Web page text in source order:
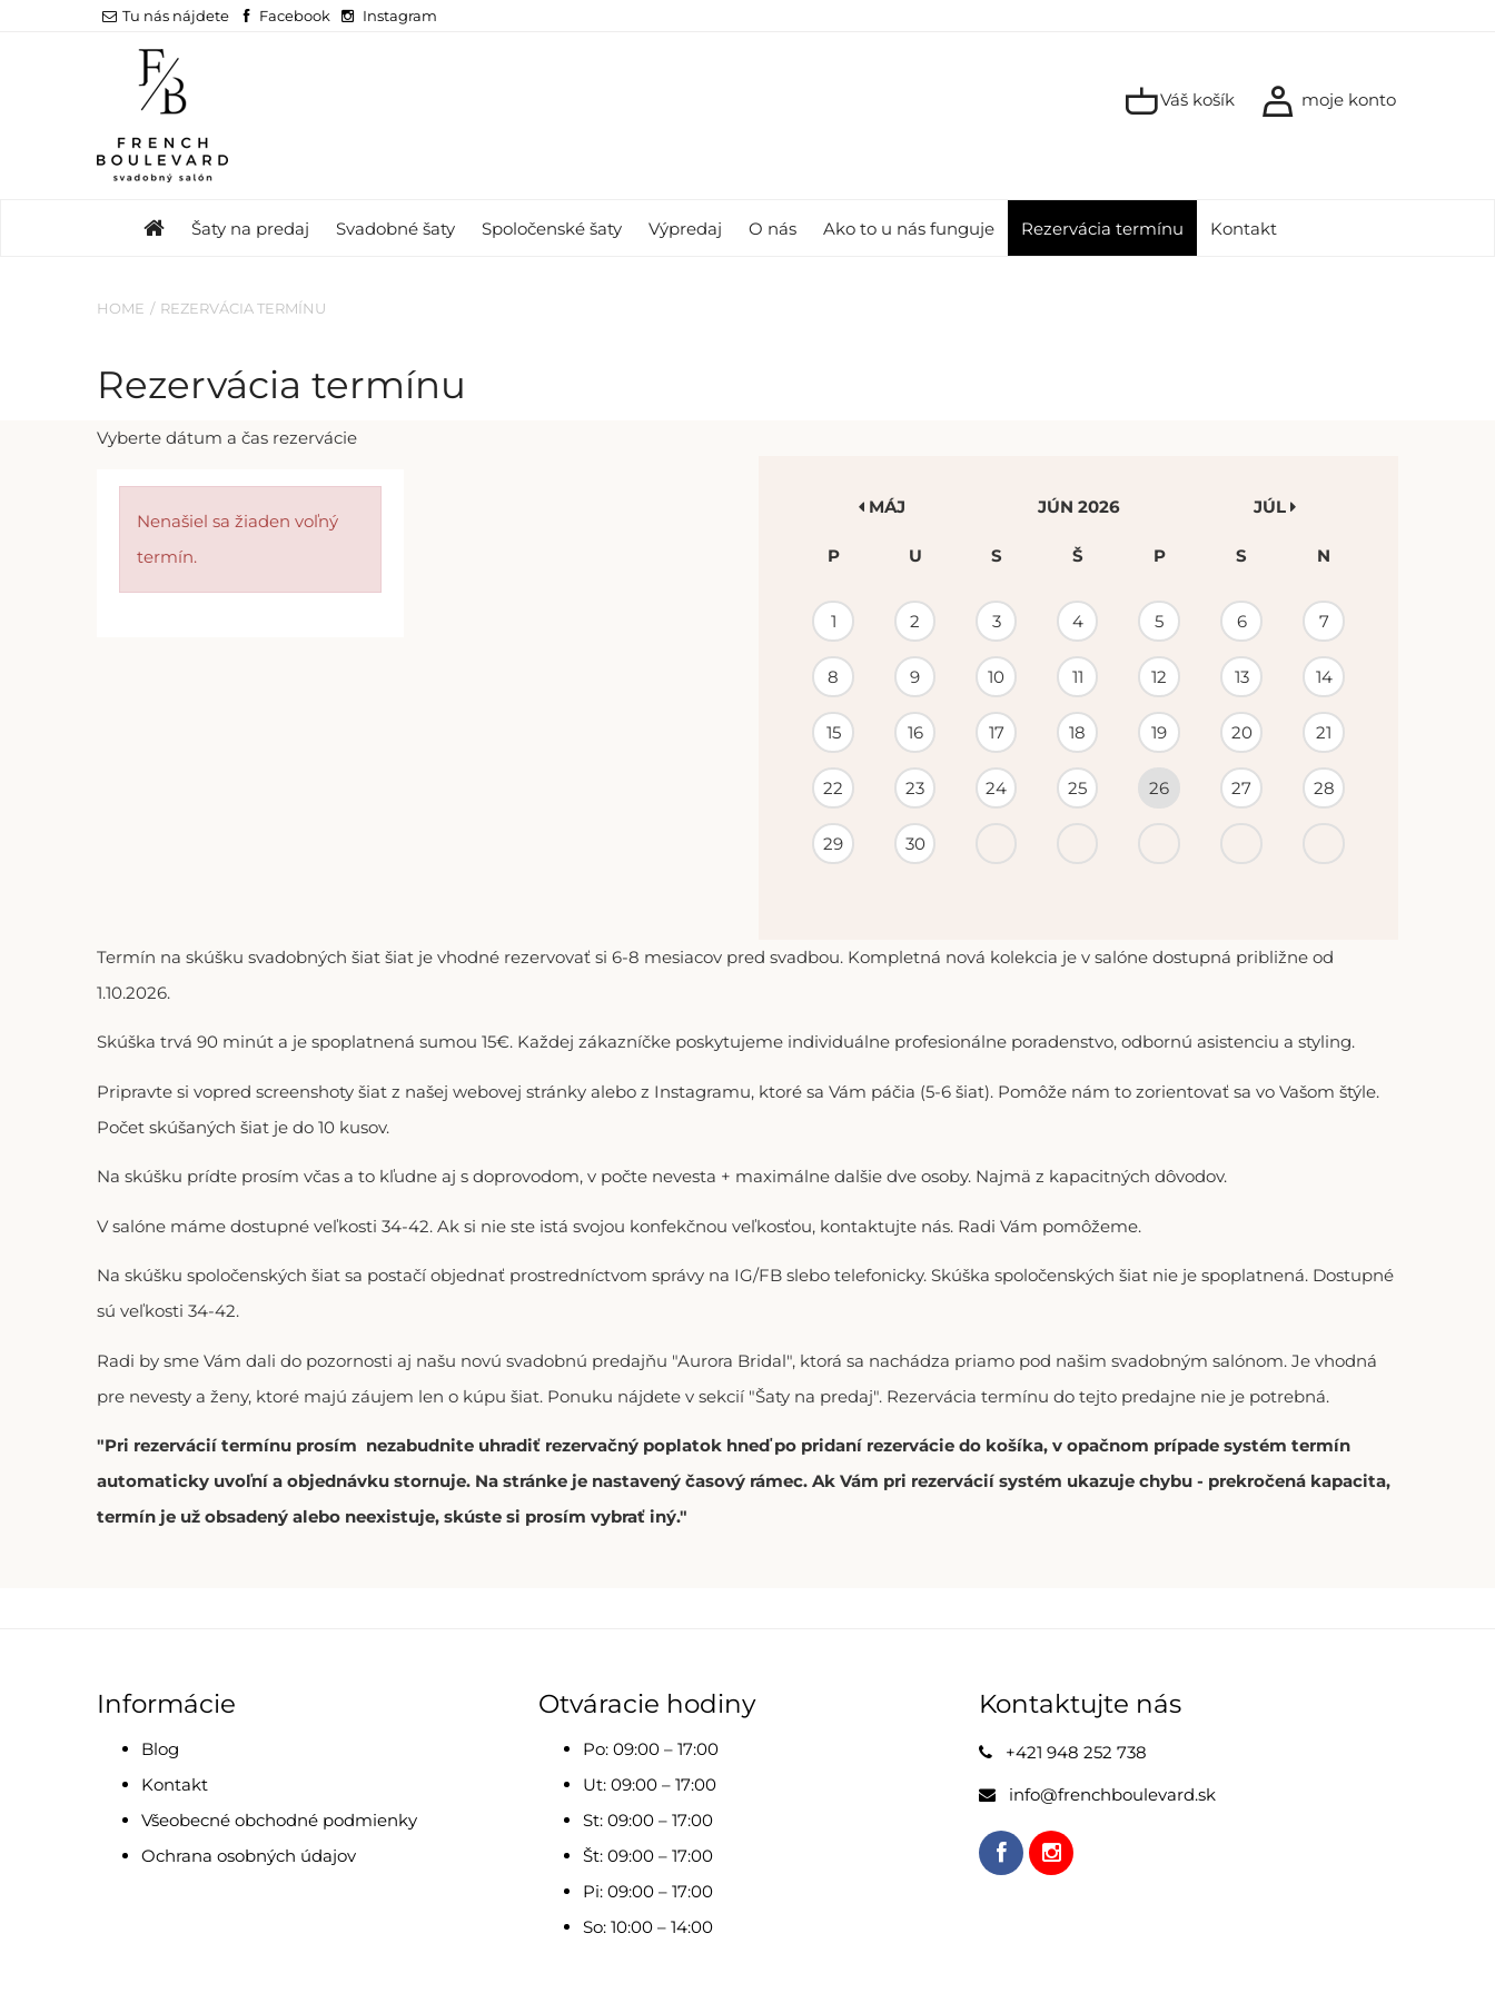
Tu nás nájdete Facebook Instagram
Váš košík moje konto
Šaty na predaj Svadobné šaty Spoločenské šaty Výpredaj O nás Ako to u nás funguje Rezervácia termínu Kontakt
HOME REZERVÁCIA TERMÍNU
Rezervácia termínu
Vyberte dátum a čas rezervácie
Nenašiel sa žiaden voľný
termín.
KALENDÁR
PODUJATÍ
MÁJ JÚN 2026 JÚL
P U S Š P S N
1 2 3 4 5 6 7
8 9 10 11 12 13 14
15 16 17 18 19 20 21
22 23 24 25 26 27 28
29 30
Termín na skúšku svadobných šiat šiat je vhodné rezervovať si 6-8 mesiacov pred svadbou. Kompletná nová kolekcia je v salóne dostupná približne od
1.10.2026.
Skúška trvá 90 minút a je spoplatnená sumou 15€. Každej zákazníčke poskytujeme individuálne profesionálne poradenstvo, odbornú asistenciu a styling.
Pripravte si vopred screenshoty šiat z našej webovej stránky alebo z Instagramu, ktoré sa Vám páčia (5-6 šiat). Pomôže nám to zorientovať sa vo Vašom štýle.
Počet skúšaných šiat je do 10 kusov.
Na skúšku prídte prosím včas a to kľudne aj s doprovodom, v počte nevesta + maximálne dalšie dve osoby. Najmä z kapacitných dôvodov.
V salóne máme dostupné veľkosti 34-42. Ak si nie ste istá svojou konfekčnou veľkosťou, kontaktujte nás. Radi Vám pomôžeme.
Na skúšku spoločenských šiat sa postačí objednať prostredníctvom správy na IG/FB slebo telefonicky. Skúška spoločenských šiat nie je spoplatnená. Dostupné
sú veľkosti 34-42.
Radi by sme Vám dali do pozornosti aj našu novú svadobnú predajňu "Aurora Bridal", ktorá sa nachádza priamo pod našim svadobným salónom. Je vhodná
pre nevesty a ženy, ktoré majú záujem len o kúpu šiat. Ponuku nájdete v sekcií "Šaty na predaj". Rezervácia termínu do tejto predajne nie je potrebná.
"Pri rezervácií termínu prosím nezabudnite uhradiť rezervačný poplatok hneď po pridaní rezervácie do košíka, v opačnom prípade systém termín
automaticky uvoľní a objednávku stornuje. Na stránke je nastavený časový rámec. Ak Vám pri rezervácií systém ukazuje chybu - prekročená kapacita,
termín je už obsadený alebo neexistuje, skúste si prosím vybrať iný."
Informácie
Blog
Kontakt
Všeobecné obchodné podmienky
Ochrana osobných údajov
Otváracie hodiny
Po: 09:00 – 17:00
Ut: 09:00 – 17:00
St: 09:00 – 17:00
Št: 09:00 – 17:00
Pi: 09:00 – 17:00
So: 10:00 – 14:00
Kontaktujte nás
+421 948 252 738
info@frenchboulevard.sk